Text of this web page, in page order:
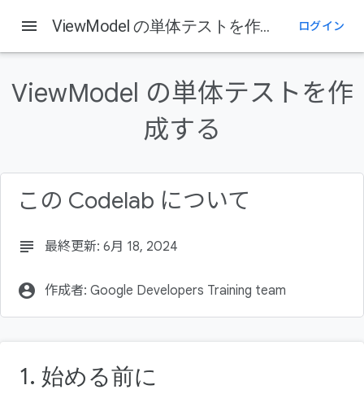
前提条件
学習内容
menu ViewModel の単体テストを作成する ログイン
ViewModel の単体テストを作
成する
この Codelab について
subject 最終更新: 6月 18, 2024
account_circle 作成者: Google Developers Training team
1. 始める前に